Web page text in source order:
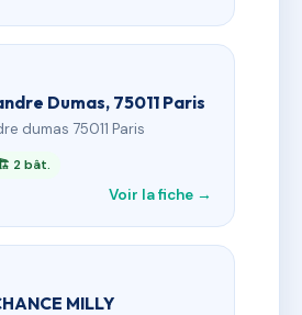
Dumas, 75011 Paris
dumas 75011 Paris
2 bât.
Voir la fiche →
MILLY